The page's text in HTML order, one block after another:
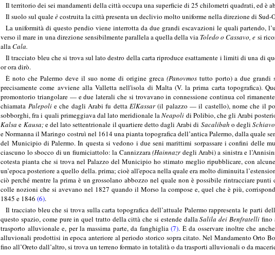
Il territorio dei sei mandamenti della città occupa una superficie di 25 chilometri quadrati, ed
Il suolo sul qualeècostruita la città presenta un declivio molto uniforme nella direzione di Sud-
La uniformità di questo pendio viene interrotta da due grandi escavazioni le quali partendo,
verso il mare in una direzione sensibilmente parallela a quella della via Toledo o Cassavo, e si
allaCala.
Il tracciato bleu che si trova sul lato destro della carta riproduce esattamente i limiti di una di
or ora dirò.
È noto che Palermo deve il suo nome di origine greca (Panovmostutto porto) a due grandi
precisamente come avviene alla Valletta nell'isola di Malta (V. la prima carta topografica).
promontorio triangolare — e due laterali che si trovavano in connessione continua col
chiamata Palepolie che dagli Arabi fu dettaElKassar(il palazzo — il castello), nome che il
sobborghi, fra i quali primeggiava dal lato meridionale laNeapoli di Polibio, che gli Arabi
Kalsa e Kausa;e del lato settentrionale il quartiere detto dagli Arabi di Sacalibah o degli
e Normanna il Maringo costruì nel 1614 una pianta topografica dell’antica Palermo, dalla quale
del Municipio di Palermo. In questa si vedono i due seni marittimi sorpassare i confini delle
ciascuno lo sbocco di un fiumiciattolo: la Cannizzara(Hainnazrdegli Arabi) a sinistra e
cotesta pianta che si trova nel Palazzo del Municipio ho stimato meglio ripubblicare, con
un’epoca posteriore a quello della. prima; cioè all'epoca nella quale era molto diminuita
ciò perché mentre la prima è un grossolano abbozzo nel quale non è possibile rintracciare
colle nozioni che si avevano nel 1827 quando il Morso la compose e, quel che è più,
1845 e 1846(6).
Il tracciato bleu che si trova sulla carta topografica dell’attuale Palermo rappresenta le parti
questo spazio, come pure in quel tratto della città che si estende dallaSalila dei Benfratelli fino
trasporto alluvionale e, per la massima parte, da fanghiglia(7). È da osservare inoltre che
alluvionali prodottisi in epoca anteriore al periodo storico sopra citato. Nel Mandamento Orto
fino all’Oreto dall’altro, si trova un terreno formato in totalità o da trasporti alluvionali o da